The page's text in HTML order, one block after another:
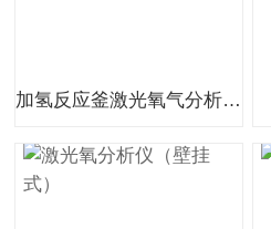
加氢反应釜激光氧气分析系统